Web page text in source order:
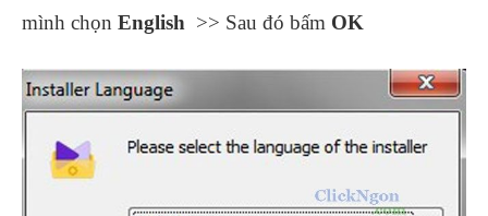
mình chọn English >> Sau đó bấm OK